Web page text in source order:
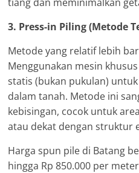
3. Press-in Piling (Metode
Metode yang relatif lebih
Menggunakan mesin
statis (bukan pukulan)
dalam tanah. Metode ini
kebisingan, cocok untuk
atau dekat dengan struktur
Harga spun pile di Batang
hingga Rp 850.000 per